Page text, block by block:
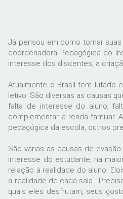
Já pensou em como tornar
coordenadora Pedagógica do
interesse dos discentes, a
Atualmente o Brasil tem lutado
letivo. São diversas as causas
falta de interesse do aluno,
complementar a renda familiar.
pedagógica da escola, outros
São várias as causas de
interesse do estudante, na
relação à realidade do aluno.
a realidade de cada sala.
quais eles desfrutam, seus